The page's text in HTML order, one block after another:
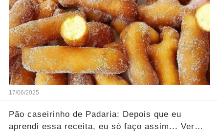
17/06/2025
Pão caseirinho de Padaria: Depois que eu
aprendi essa receita, eu só faço assim... Ver